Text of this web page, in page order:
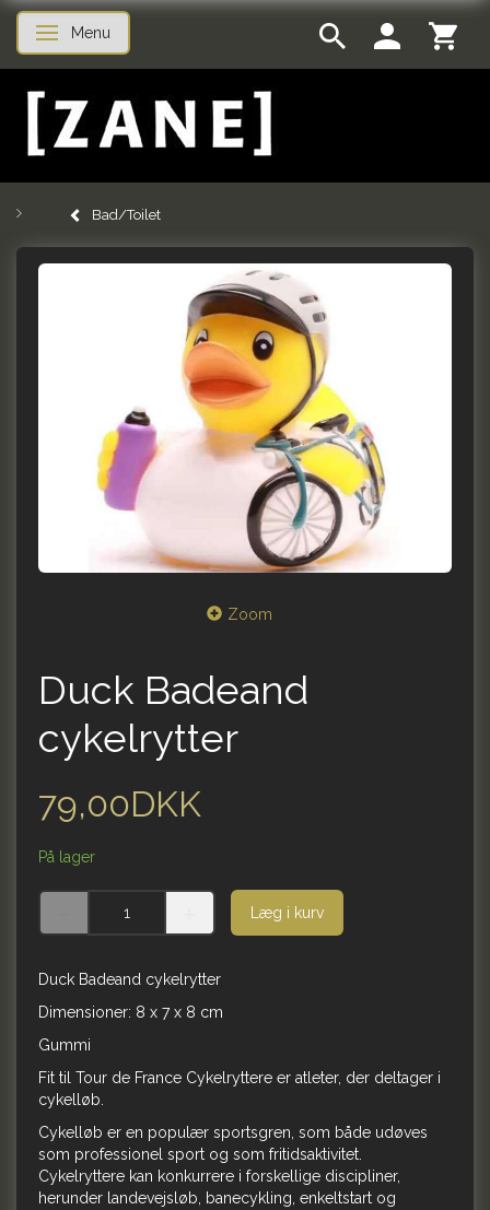
Skifte navigation
Menu
Bad/Toilet
Zoom
Duck Badeand
cykelrytter
79,00DKK
På lager
Læg i kurv
Duck Badeand cykelrytter
Dimensioner: 8 x 7 x 8 cm
Gummi
Fit til Tour de France Cykelryttere er atleter, der deltager i
cykelløb.
Cykelløb er en populær sportsgren, som både udøves
som professionel sport og som fritidsaktivitet.
Cykelryttere kan konkurrere i forskellige discipliner,
herunder landevejsløb, banecykling, enkeltstart og